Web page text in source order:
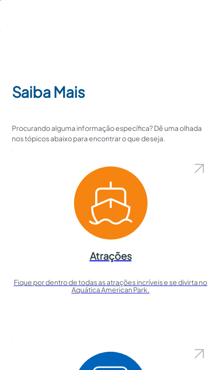
Saiba Mais
Procurando alguma informação específica? Dê uma olhada
nos tópicos abaixo para encontrar o que deseja.
Atrações
Fique por dentro de todas as atrações incríveis e se divirta no
Aquática American Park.